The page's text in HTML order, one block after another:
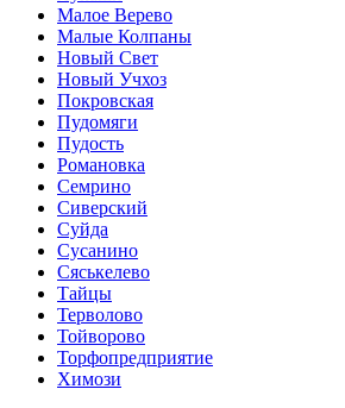
Малое Верево
Малые Колпаны
Новый Свет
Новый Учхоз
Покровская
Пудомяги
Пудость
Романовка
Семрино
Сиверский
Суйда
Сусанино
Сяськелево
Тайцы
Терволово
Тойворово
Торфопредприятие
Химози